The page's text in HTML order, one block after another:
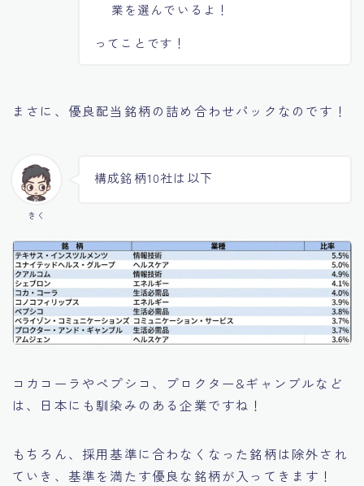
業を選んでいるよ！
ってことです！
まさに、優良配当銘柄の詰め合わせパックなのです！
きく
構成銘柄10社は以下
コカコーラやペプシコ、プロクター&ギャンブルなど
は、日本にも馴染みのある企業ですね！
もちろん、採用基準に合わなくなった銘柄は除外され
ていき、基準を満たす優良な銘柄が入ってきます！